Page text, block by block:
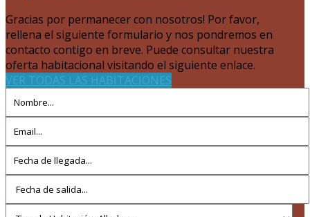
Gracias por permanecer con nosotros! Por favor,
rellena el siguiente formulario y nos pondremos en
contacto contigo en breve. Puede consultar nuestra
oferta habitacional visitando el siguiente enlace.
VER TODAS LAS HABITACIONES